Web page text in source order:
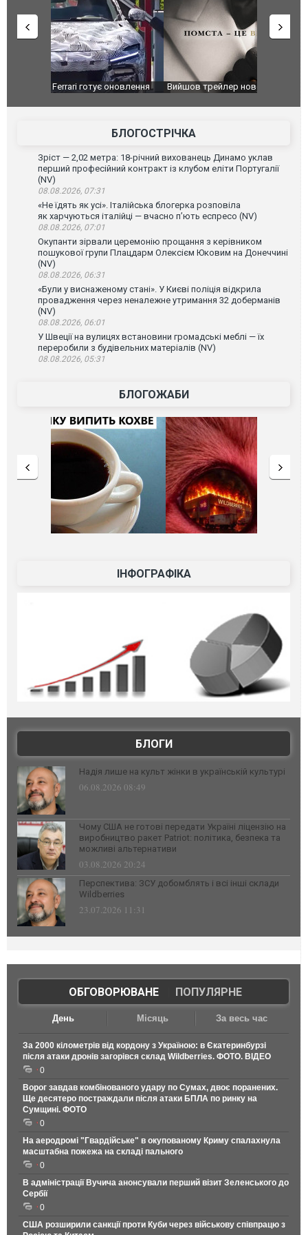
Вийшов трейлер нової екранізації легендарного
БЛОГОСТРІЧКА
Зріст — 2,02 метра: 18-річний вихованець Динамо уклав
перший професійний контракт із клубом еліти Португалії
(NV)
08.08.2026, 07:31
«Не їдять як усі». Італійська блогерка розповіла
як харчуються італійці — вчасно п’ють еспресо (NV)
08.08.2026, 07:01
Окупанти зірвали церемонію прощання з керівником
пошукової групи Плацдарм Олексієм Юковим на Донеччині
(NV)
08.08.2026, 06:31
«Були у виснаженому стані». У Києві поліція відкрила
провадження через неналежне утримання 32 доберманів
(NV)
08.08.2026, 06:01
У Швеції на вулицях встановини громадські меблі — їх
переробили з будівельних матеріалів (NV)
08.08.2026, 05:31
БЛОГОЖАБИ
ІНФОГРАФІКА
БЛОГИ
Надія лише на культ жінки в українській культурі
06.08.2026 08:49
Чому США не готові передати Україні ліцензію на
виробництво ракет Patriot: політика, безпека та
можливі альтернативи
03.08.2026 20:24
Перспектива: ЗСУ добомблять і всі інші склади
Wildberries
23.07.2026 11:31
ОБГОВОРЮВАНЕ| ПОПУЛЯРНЕ
День Місяць За весь час
За 2000 кілометрів від кордону з Україною: в Єкатеринбурзі
після атаки дронів загорівся склад Wildberries. ФОТО. ВІДЕО
0
Ворог завдав комбінованого удару по Сумах, двоє поранених.
Ще десятеро постраждали після атаки БПЛА по ринку на
Сумщині. ФОТО
0
На аеродромі "Гвардійське" в окупованому Криму спалахнула
масштабна пожежа на складі пального
0
В адміністрації Вучича анонсували перший візит Зеленського до
Сербії
0
США розширили санкції проти Куби через військову співпрацю з